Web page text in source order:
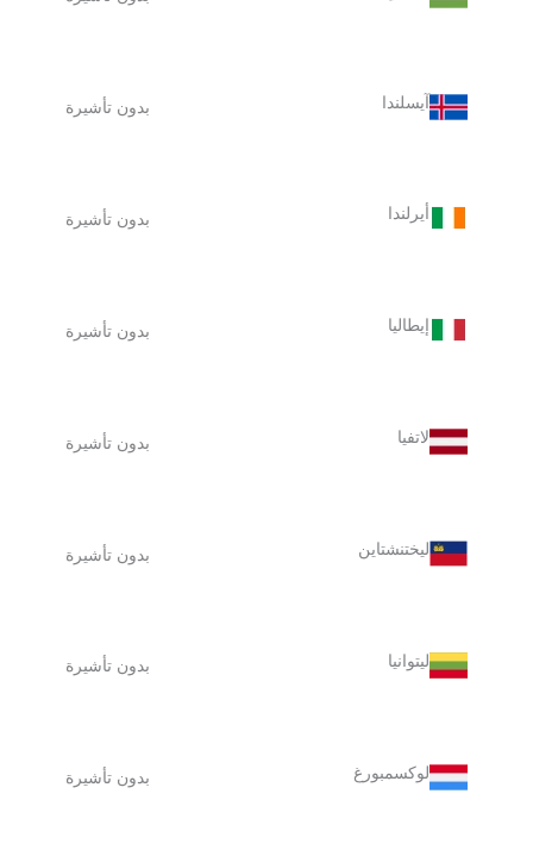
آيسلندا بدون تأشيرة
أيرلندا بدون تأشيرة
إيطاليا بدون تأشيرة
لاتفيا بدون تأشيرة
ليختنشتاين بدون تأشيرة
ليتوانيا بدون تأشيرة
لوكسمبورغ بدون تأشيرة